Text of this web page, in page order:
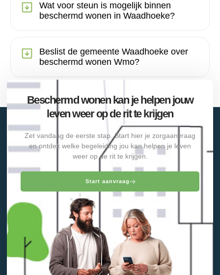
Wat voor steun is mogelijk binnen
beschermd wonen in Waadhoeke?
Beslist de gemeente Waadhoeke over
beschermd wonen Wmo?
Beschermd wonen kan je helpen jouw
leven weer op de rit te krijgen
Zet vandaag de eerste stap. Start hier je zorgaanvraag
en ontdek welke begeleiding jou kan helpen je leven
weer op de rit te krijgen.
Start aanvraag